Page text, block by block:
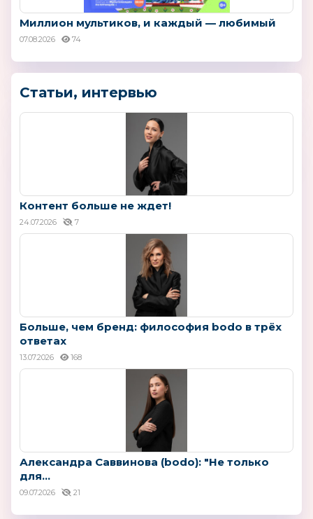
Миллион мультиков, и каждый — любимый
07.08.2026 74
Статьи, интервью
Контент больше не ждет!
24.07.2026 7
Больше, чем бренд: философия bodo в трёх
ответах
13.07.2026 168
Александра Саввинова (bodo): "Не только
для...
09.07.2026 21